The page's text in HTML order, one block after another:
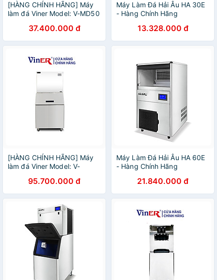
[HÀNG CHÍNH HÃNG] Máy
làm đá Viner Model: V-MD50
37.400.000 đ
Máy Làm Đá Hải Âu HA 30E
- Hàng Chính Hãng
13.328.000 đ
[HÀNG CHÍNH HÃNG] Máy
làm đá Viner Model: V-
95.700.000 đ
Máy Làm Đá Hải Âu HA 60E
- Hàng Chính Hãng
21.840.000 đ